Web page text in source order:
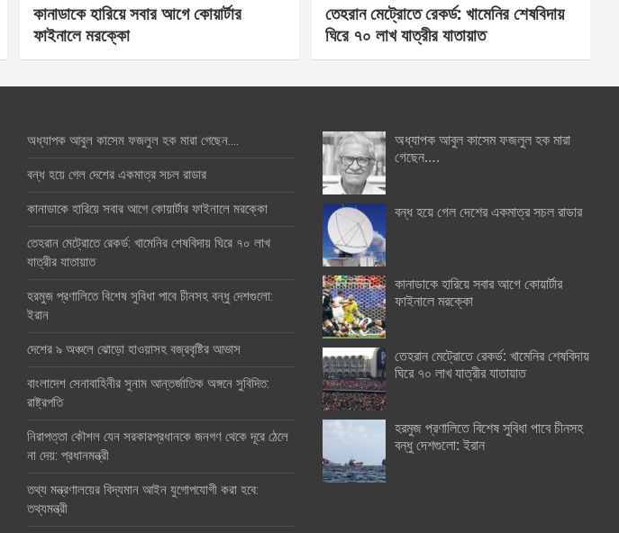
কানাডাকে হারিয়ে সবার আগে কোয়ার্টার
ফাইনালে মরক্কো
তেহরান মেট্রোতে রেকর্ড: খামেনির শেষবিদায়
ঘিরে ৭০ লাখ যাত্রীর যাতায়াত
অধ্যাপক আবুল কাসেম ফজলুল হক মারা গেছেন….
বন্ধ হয়ে গেল দেশের একমাত্র সচল রাডার
কানাডাকে হারিয়ে সবার আগে কোয়ার্টার ফাইনালে মরক্কো
তেহরান মেট্রোতে রেকর্ড: খামেনির শেষবিদায় ঘিরে ৭০ লাখ
যাত্রীর যাতায়াত
হরমুজ প্রণালিতে বিশেষ সুবিধা পাবে চীনসহ বন্ধু দেশগুলো:
ইরান
দেশের ৯ অঞ্চলে ঝোড়ো হাওয়াসহ বজ্রবৃষ্টির আভাস
বাংলাদেশ সেনাবাহিনীর সুনাম আন্তর্জাতিক অঙ্গনে সুবিদিত:
রাষ্ট্রপতি
নিরাপত্তা কৌশল যেন সরকারপ্রধানকে জনগণ থেকে দূরে ঠেলে
না দেয়: প্রধানমন্ত্রী
তথ্য মন্ত্রণালয়ের বিদ্যমান আইন যুগোপযোগী করা হবে:
তথ্যমন্ত্রী
অধ্যাপক আবুল কাসেম ফজলুল হক মারা
গেছেন….
বন্ধ হয়ে গেল দেশের একমাত্র সচল রাডার
কানাডাকে হারিয়ে সবার আগে কোয়ার্টার
ফাইনালে মরক্কো
তেহরান মেট্রোতে রেকর্ড: খামেনির শেষবিদায়
ঘিরে ৭০ লাখ যাত্রীর যাতায়াত
হরমুজ প্রণালিতে বিশেষ সুবিধা পাবে চীনসহ
বন্ধু দেশগুলো: ইরান